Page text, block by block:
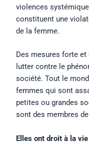
violences
constituent une
de la femme.
Des mesures forte et
lutter contre le
société. Tout le
femmes qui sont
petites ou grandes
sont des membres
Elles ont droit à la